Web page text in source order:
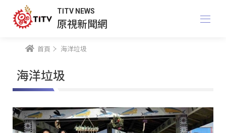
TITV NEWS
原視新聞網
首頁 海洋垃圾
海洋垃圾